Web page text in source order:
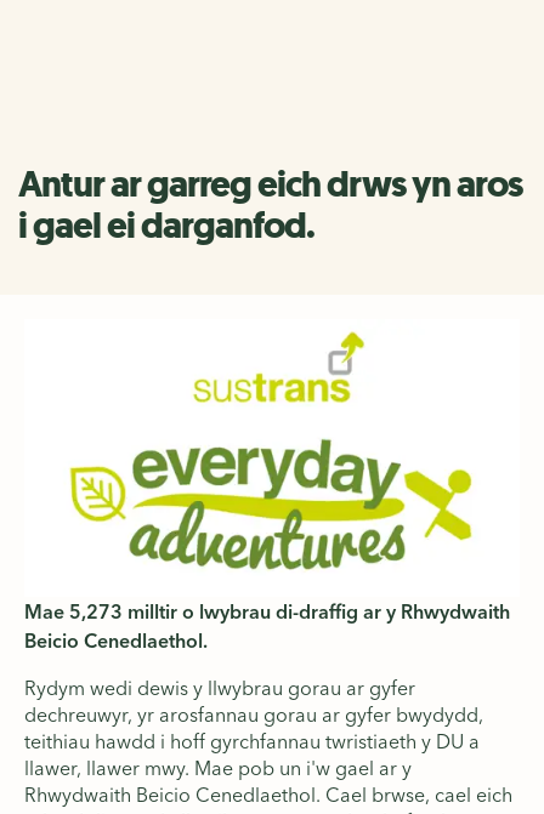
Antur ar garreg eich drws yn aros
i gael ei darganfod.
Mae 5,273 milltir o lwybrau di-draffig ar y Rhwydwaith
Beicio Cenedlaethol.
Rydym wedi dewis y llwybrau gorau ar gyfer
dechreuwyr, yr arosfannau gorau ar gyfer bwydydd,
teithiau hawdd i hoff gyrchfannau twristiaeth y DU a
llawer, llawer mwy. Mae pob un i'w gael ar y
Rhwydwaith Beicio Cenedlaethol. Cael brwse, cael eich